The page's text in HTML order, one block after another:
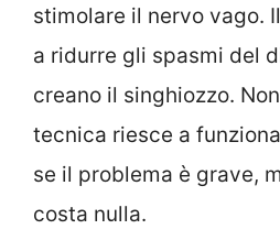
stimolare il nervo vago.
a ridurre gli spasmi del
creano il singhiozzo.
tecnica riesce a
se il problema è grave,
costa nulla.